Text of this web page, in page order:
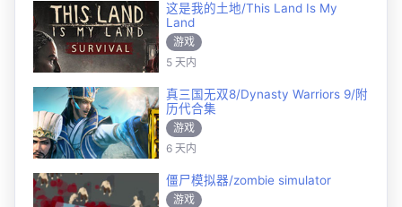
这是我的土地/This Land Is My
Land
游戏
5 天内
真三国无双8/Dynasty Warriors 9/附
历代合集
游戏
6 天内
僵尸模拟器/zombie simulator
游戏